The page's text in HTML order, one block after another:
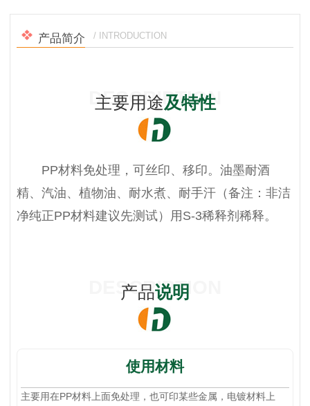
产品简介 / INTRODUCTION
DESCRIPTION
主要用途及特性
PP材料免处理，可丝印、移印。油墨耐酒
精、汽油、植物油、耐水煮、耐手汗（备注：非洁
净纯正PP材料建议先测试）用S-3稀释剂稀释。
DESCRIPTION
产品说明
使用材料
主要用在PP材料上面免处理，也可印某些金属，电镀材料上